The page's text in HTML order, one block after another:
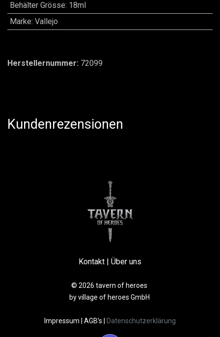
Behälter Grösse: 18ml
Marke: Vallejo
Herstellernummer: 72099
Kundenrezensionen
Kontakt Über uns
© 2026 tavern of heroes
by village of heroes GmbH
Impressum AGB’s Datenschutzerklärung​